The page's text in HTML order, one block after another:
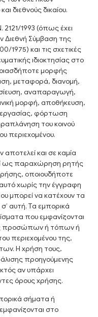
διεθνούς δικαίου.
2121/1993 (όπως έχει
Διεθνή Σύμβαση της
1975) και τις σχετικές
ιδιοκτησίας στο
μορφής
μεταφορά, διανομή,
αναπαραγωγή,
μορφή, αποθήκευση,
φόρτωση
του κοινού
περιεχομένου.
και σε καμία
ως παραχώρηση ρητής
οποιουδήποτε
χωρίς την έγγραφη
μπορεί να κατέχουν τα
αυτή. Τα εμπορικά
που εμφανίζονται
προσώπων ή τόπων ή
περιεχομένου της,
Η χρήση τους,
προηγούμενης
αν υπάρχει
όρους χρήσης.
σήματα ή
στo